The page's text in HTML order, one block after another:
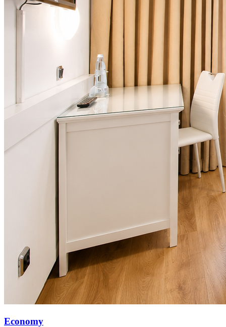
Economy